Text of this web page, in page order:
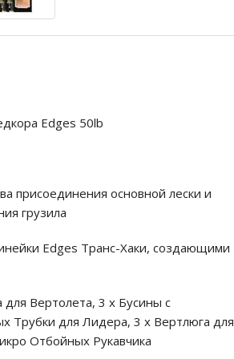
Edges 50lb
присоединения основной лески и
грузила
Edges Транс-Хаки, создающими
для Вертолета, 3 х Бусины с
Трубки для Лидера, 3 х Вертлюга для
Отбойных Рукавчика